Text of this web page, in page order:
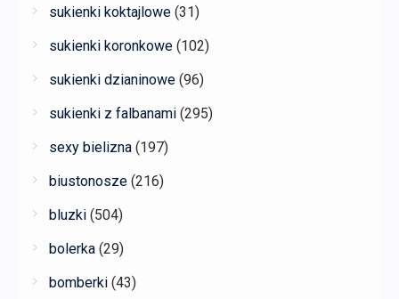
sukienki koktajlowe (31)
sukienki koronkowe (102)
sukienki dzianinowe (96)
sukienki z falbanami (295)
sexy bielizna (197)
biustonosze (216)
bluzki (504)
bolerka (29)
bomberki (43)